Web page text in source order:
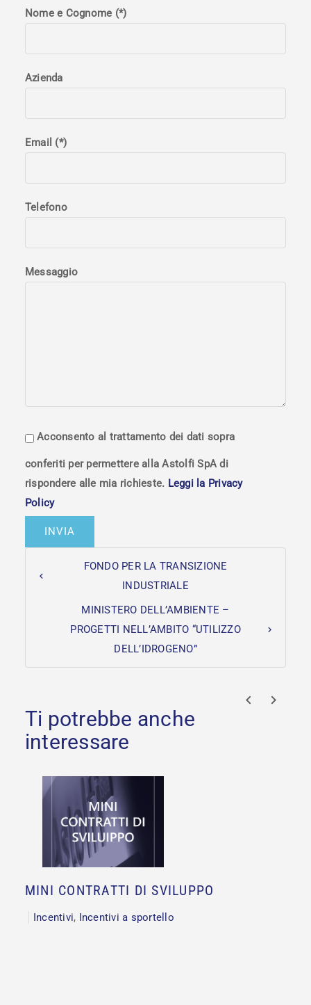
Nome e Cognome (*)
Azienda
Email (*)
Telefono
Messaggio
Acconsento al trattamento dei dati sopra
conferiti per permettere alla Astolfi SpA di
rispondere alle mia richieste. Leggi la Privacy
Policy
FONDO PER LA TRANSIZIONE
INDUSTRIALE
MINISTERO DELL’AMBIENTE –
PROGETTI NELL’AMBITO “UTILIZZO
DELL’IDROGENO”
MINI CONTRATTI DI SVILUPPO
Incentivi, Incentivi a sportello